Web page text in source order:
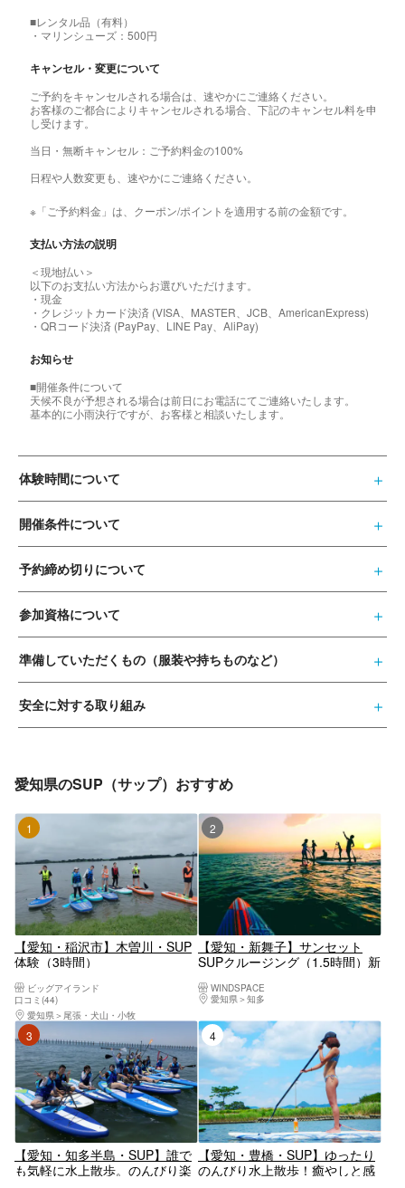
■レンタル品（有料）
・マリンシューズ：500円
キャンセル・変更について
ご予約をキャンセルされる場合は、速やかにご連絡ください。
お客様のご都合によりキャンセルされる場合、下記のキャンセル料を申
し受けます。
当日・無断キャンセル：ご予約料金の100%
日程や人数変更も、速やかにご連絡ください。
※「ご予約料金」は、クーポン/ポイントを適用する前の金額です。
支払い方法の説明
＜現地払い＞
以下のお支払い方法からお選びいただけます。
・現金
・クレジットカード決済 (VISA、MASTER、JCB、AmericanExpress)
・QRコード決済 (PayPay、LINE Pay、AliPay)
お知らせ
■開催条件について
天候不良が予想される場合は前日にお電話にてご連絡いたします。
基本的に小雨決行ですが、お客様と相談いたします。
体験時間について
開催条件について
予約締め切りについて
参加資格について
準備していただくもの（服装や持ちものなど）
安全に対する取り組み
愛知県のSUP（サップ）おすすめ
【愛知・稲沢市】木曽川・SUP
体験（3時間）
ビッグアイランド
口コミ(44)
愛知県
尾張・犬山・小牧
【愛知・新舞子】サンセット
SUPクルージング（1.5時間）新
ながら非日常な体験をしてみま
せんか☆
WINDSPACE
愛知県
知多
3位
【愛知・知多半島・SUP】誰で
も気軽に水上散歩。のんびり楽
4位
【愛知・豊橋・SUP】ゆったり
のんびり水上散歩！癒やしと感